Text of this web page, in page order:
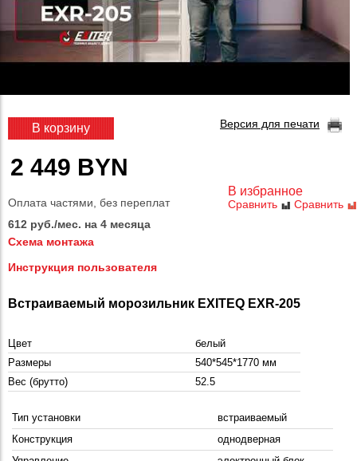
В избранное
Сравнить Сравнить
В корзину
2 449 BYN
Версия для печати
Оплата частями, без переплат
612 руб./мес. на 4 месяца
Схема монтажа
Инструкция пользователя
Встраиваемый морозильник EXITEQ EXR-205
Цвет
белый
Размеры
540*545*1770 мм
Вес (брутто)
52.5
Тип установки
встраиваемый
Конструкция
однодверная